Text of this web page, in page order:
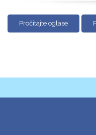
Pročitajte oglase